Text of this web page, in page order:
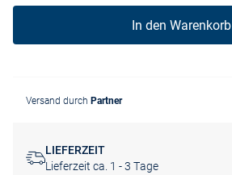
In den Warenkorb
Versand durch Partner
LIEFERZEIT
Lieferzeit ca. 1 - 3 Tage